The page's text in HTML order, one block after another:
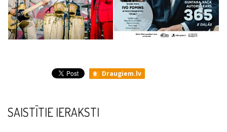
Draugiem.lv
SAISTĪTIE IERAKSTI